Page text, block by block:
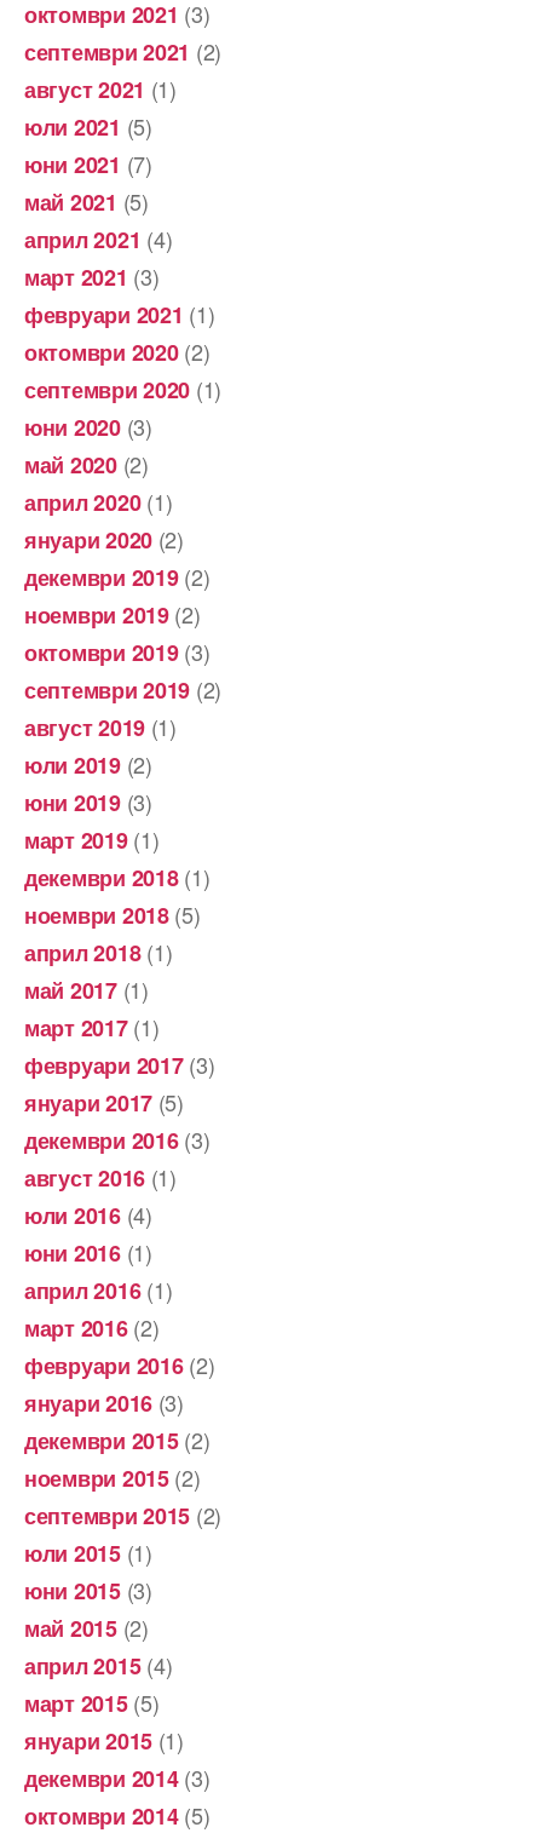
октомври 2021 (3)
септември 2021 (2)
август 2021 (1)
юли 2021 (5)
юни 2021 (7)
май 2021 (5)
април 2021 (4)
март 2021 (3)
февруари 2021 (1)
октомври 2020(2)
септември 2020 (1)
юни 2020(3)
май 2020(2)
април 2020(1)
януари 2020 (2)
декември 2019(2)
ноември 2019(2)
октомври 2019(3)
септември 2019 (2)
август 2019 (1)
юли 2019(2)
юни 2019(3)
март 2019(1)
декември 2018(1)
ноември 2018(5)
април 2018(1)
май 2017(1)
март 2017(1)
февруари 2017(3)
януари 2017 (5)
декември 2016(3)
август 2016 (1)
юли 2016(4)
юни 2016(1)
април 2016(1)
март 2016(2)
февруари 2016(2)
януари 2016 (3)
декември 2015(2)
ноември 2015(2)
септември 2015 (2)
юли 2015(1)
юни 2015(3)
май 2015(2)
април 2015(4)
март 2015(5)
януари 2015 (1)
декември 2014(3)
октомври 2014(5)